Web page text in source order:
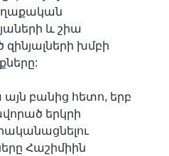
և շիա
խմբի
բանից հետո, երբ
երկրի
Հաշիմիին